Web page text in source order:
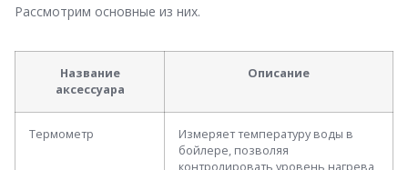
Рассмотрим основные из них.
Название
аксессуара
Описание
Термометр
Измеряет температуру воды в
бойлере, позволяя
контролировать уровень нагрева